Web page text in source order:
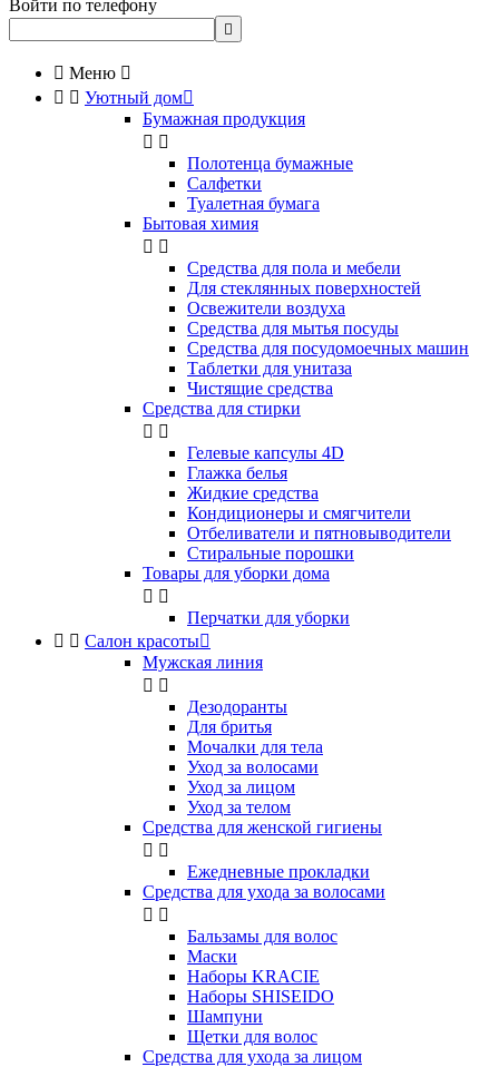
Войти по телефону

 Меню 
  Уютный дом
Бумажная продукция
 
Полотенца бумажные
Салфетки
Туалетная бумага
Бытовая химия
 
Cредства для пола и мебели
Для стеклянных поверхностей
Освежители воздуха
Средства для мытья посуды
Средства для посудомоечных машин
Таблетки для унитаза
Чистящие средства
Средства для стирки
 
Гелевые капсулы 4D
Глажка белья
Жидкие средства
Кондиционеры и смягчители
Отбеливатели и пятновыводители
Стиральные порошки
Товары для уборки дома
 
Перчатки для уборки
  Салон красоты
Мужская линия
 
Дезодоранты
Для бритья
Мочалки для тела
Уход за волосами
Уход за лицом
Уход за телом
Средства для женской гигиены
 
Ежедневные прокладки
Средства для ухода за волосами
 
Бальзамы для волос
Маски
Наборы KRACIE
Наборы SHISEIDO
Шампуни
Щетки для волос
Средства для ухода за лицом